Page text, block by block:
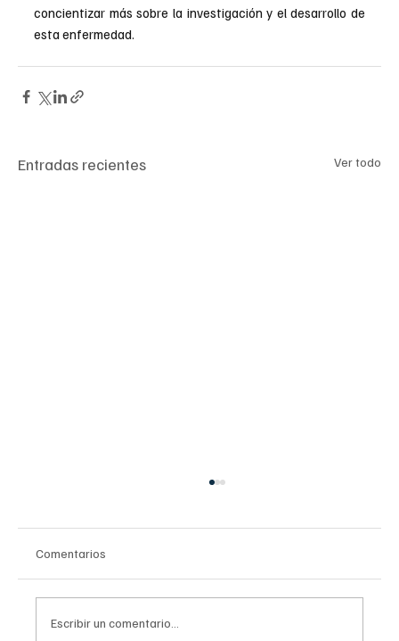
concientizar más sobre la investigación y el desarrollo de
esta enfermedad.
Entradas recientes Ver todo
Comentarios
Escribir un comentario...